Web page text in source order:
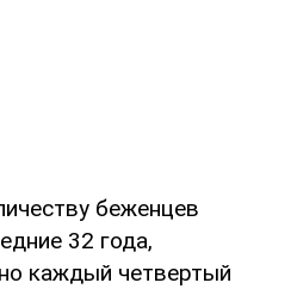
беженцев
32 года,
каждый четвертый